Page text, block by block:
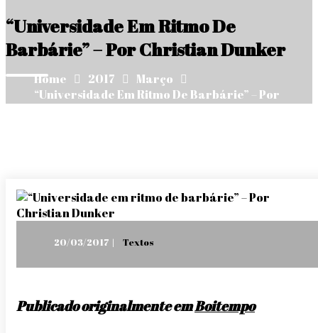
“Universidade Em Ritmo De
Barbárie” – Por Christian Dunker
Home 2017
Março
“Universidade Em Ritmo De Barbárie” – Por
Posted
20/03/2017 Textos
Publicado originalmente emBoitempo